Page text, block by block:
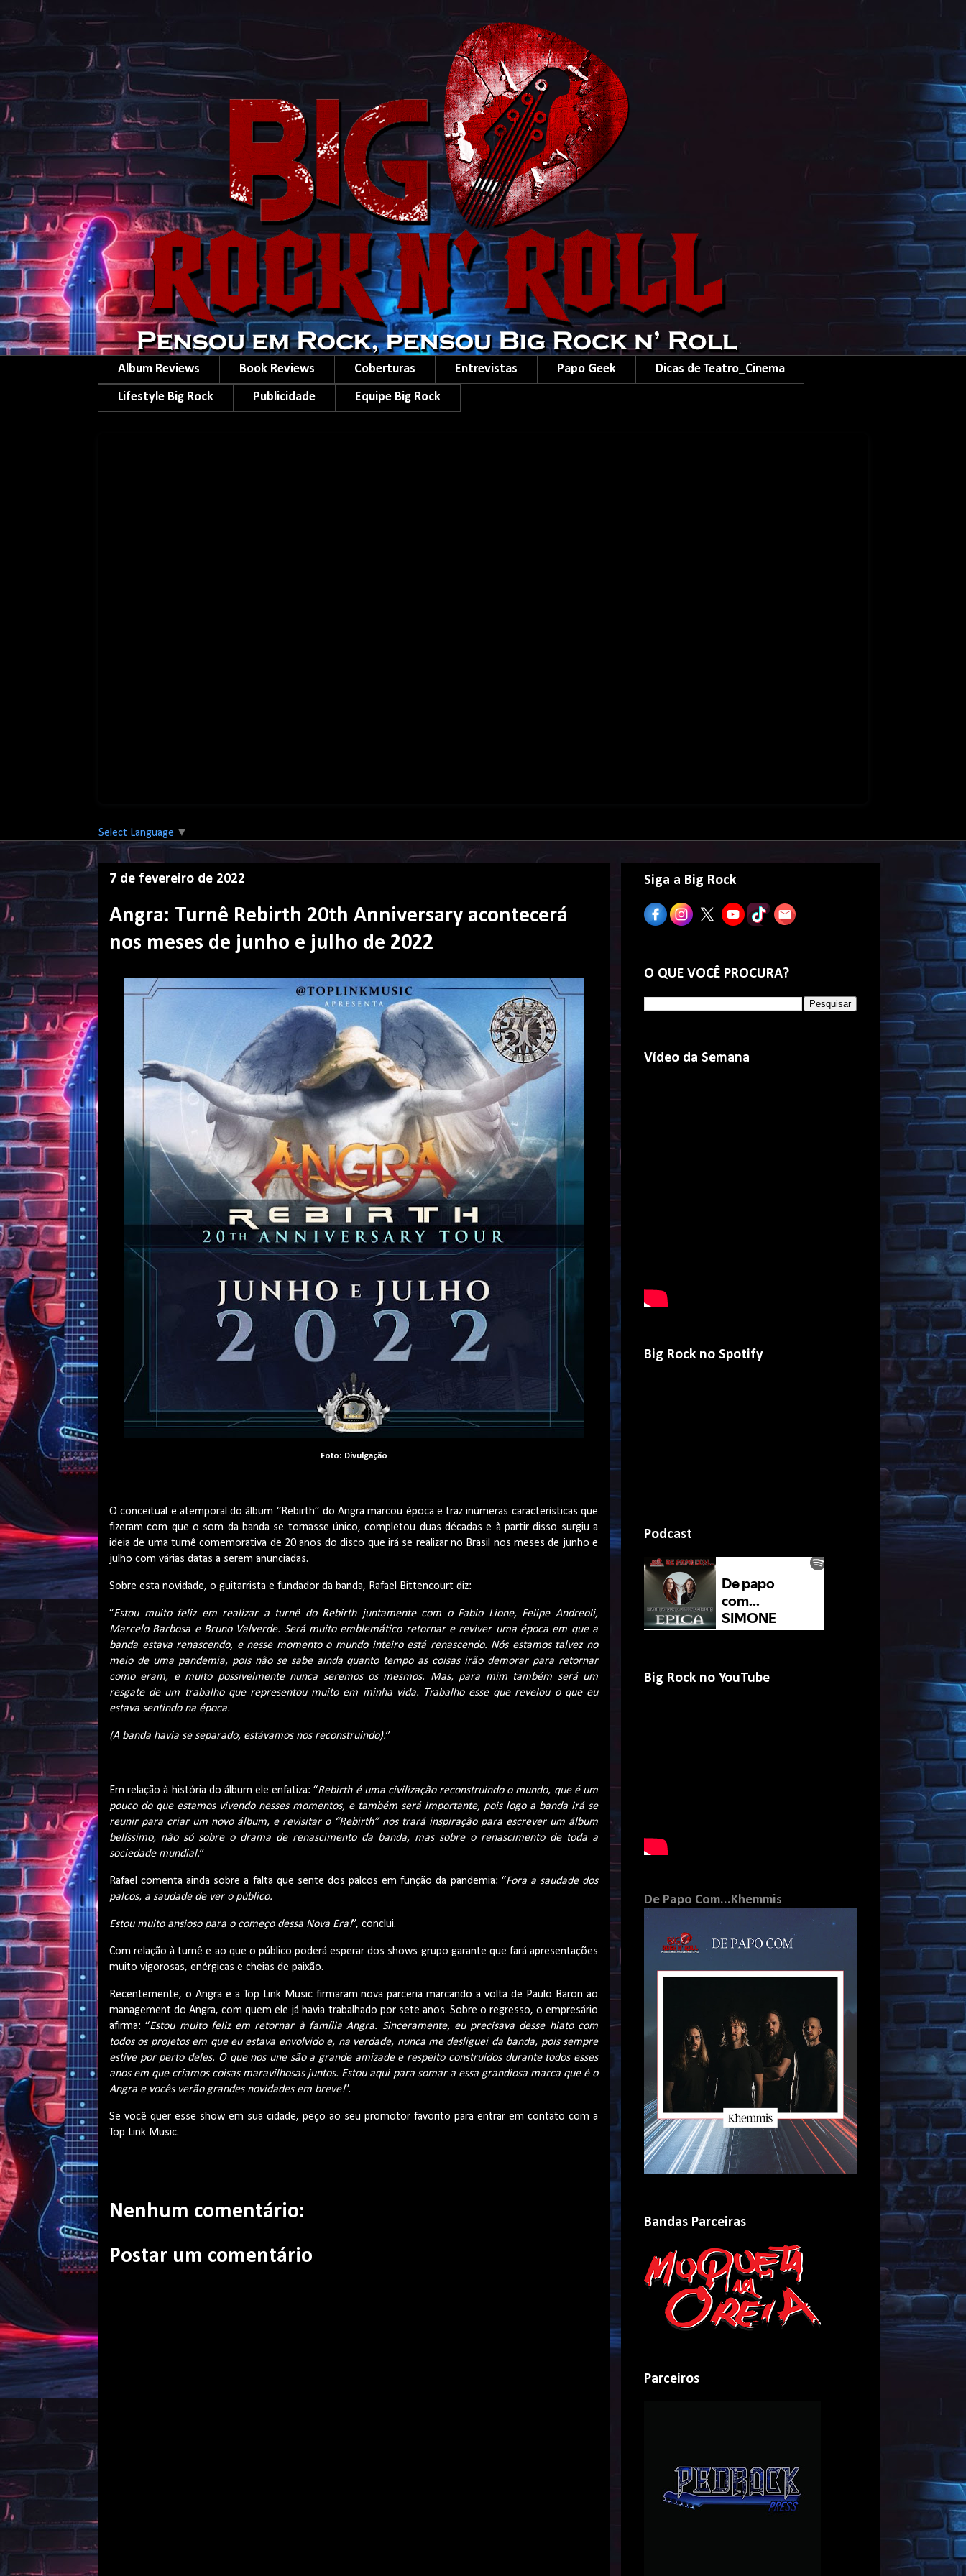
Album Reviews Book Reviews Coberturas Entrevistas Papo Geek Dicas de Teatro_Cinema
Lifestyle Big Rock Publicidade Equipe Big Rock
Select Language ▼
7 de fevereiro de 2022
Angra: Turnê Rebirth 20th Anniversary acontecerá
nos meses de junho e julho de 2022
Foto: Divulgação
O conceitual e atemporal do álbum “Rebirth” do Angra marcou época e traz inúmeras características que
fizeram com que o som da banda se tornasse único, completou duas décadas e à partir disso surgiu a
ideia de uma turnê comemorativa de 20 anos do disco que irá se realizar no Brasil nos meses de junho e
julho com várias datas a serem anunciadas.
Sobre esta novidade, o guitarrista e fundador da banda, Rafael Bittencourt diz:
“Estou muito feliz em realizar a turnê do Rebirth juntamente com o Fabio Lione, Felipe Andreoli,
Marcelo Barbosa e Bruno Valverde. Será muito emblemático retornar e reviver uma época em que a
banda estava renascendo, e nesse momento o mundo inteiro está renascendo. Nós estamos talvez no
meio de uma pandemia, pois não se sabe ainda quanto tempo as coisas irão demorar para retornar
como eram, e muito possivelmente nunca seremos os mesmos. Mas, para mim também será um
resgate de um trabalho que representou muito em minha vida. Trabalho esse que revelou o que eu
estava sentindo na época.
(A banda havia se separado, estávamos nos reconstruindo).”
Em relação à história do álbum ele enfatiza: “Rebirth é uma civilização reconstruindo o mundo, que é um
pouco do que estamos vivendo nesses momentos, e também será importante, pois logo a banda irá se
reunir para criar um novo álbum, e revisitar o “Rebirth” nos trará inspiração para escrever um álbum
belíssimo, não só sobre o drama de renascimento da banda, mas sobre o renascimento de toda a
sociedade mundial.”
Rafael comenta ainda sobre a falta que sente dos palcos em função da pandemia: “Fora a saudade dos
palcos, a saudade de ver o público.
Estou muito ansioso para o começo dessa Nova Era!”, conclui.
Com relação à turnê e ao que o público poderá esperar dos shows grupo garante que fará apresentações
muito vigorosas, enérgicas e cheias de paixão.
Recentemente, o Angra e a Top Link Music firmaram nova parceria marcando a volta de Paulo Baron ao
management do Angra, com quem ele já havia trabalhado por sete anos. Sobre o regresso, o empresário
afirma: “Estou muito feliz em retornar à família Angra. Sinceramente, eu precisava desse hiato com
todos os projetos em que eu estava envolvido e, na verdade, nunca me desliguei da banda, pois sempre
estive por perto deles. O que nos une são a grande amizade e respeito construídos durante todos esses
anos em que criamos coisas maravilhosas juntos. Estou aqui para somar a essa grandiosa marca que é o
Angra e vocês verão grandes novidades em breve!”.
Se você quer esse show em sua cidade, peço ao seu promotor favorito para entrar em contato com a
Top Link Music.
Nenhum comentário:
Postar um comentário
Siga a Big Rock
O QUE VOCÊ PROCURA?
Vídeo da Semana
Big Rock no Spotify
Podcast
Big Rock no YouTube
De Papo Com...Khemmis
Bandas Parceiras
Parceiros